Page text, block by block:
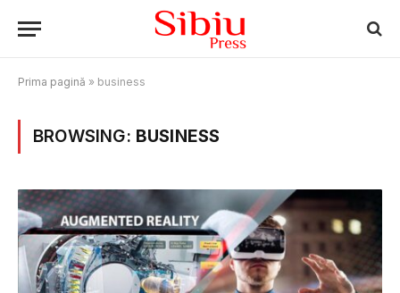
Prima pagină » business
BROWSING: BUSINESS